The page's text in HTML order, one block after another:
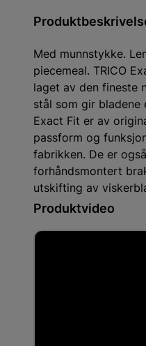
Med munnstykke.
piecemeal. TRICO
laget av den fineste
stål som gir bladene
Exact Fit er av
passform og
fabrikken. De er
forhåndsmontert
utskifting av
Produktvideo